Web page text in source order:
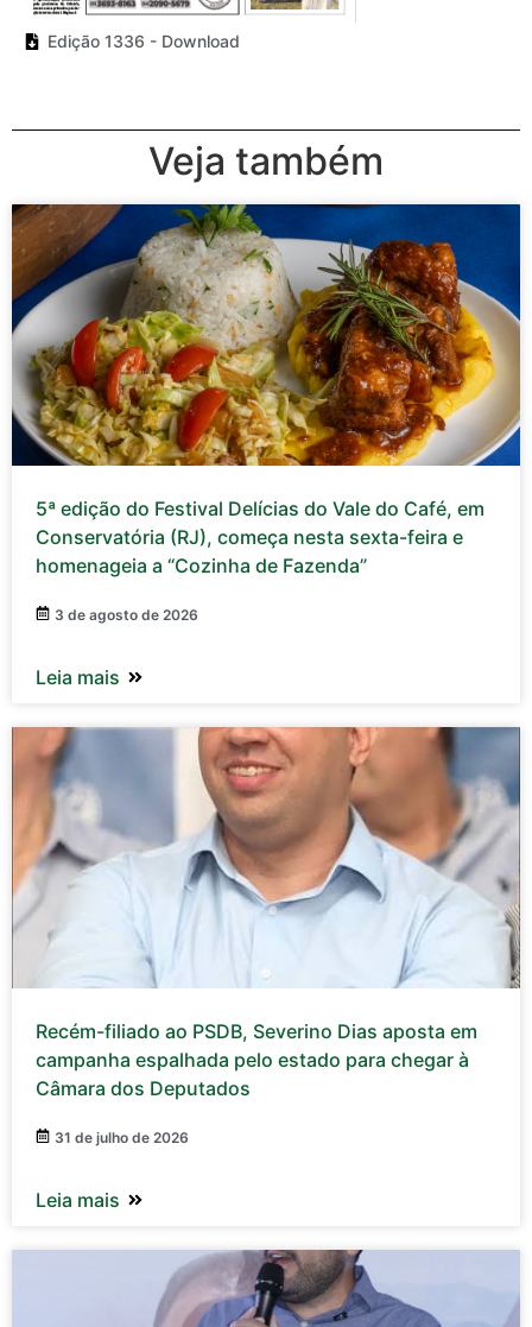
Edição 1336 - Download
Veja também
5ª edição do Festival Delícias do Vale do Café, em
Conservatória (RJ), começa nesta sexta-feira e
homenageia a “Cozinha de Fazenda”
3 de agosto de 2026
Leia mais
Recém-filiado ao PSDB, Severino Dias aposta em
campanha espalhada pelo estado para chegar à
Câmara dos Deputados
31 de julho de 2026
Leia mais